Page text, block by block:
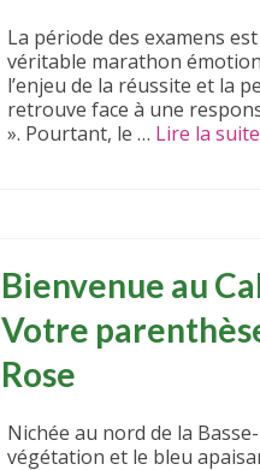
La période des examens
véritable marathon
l’enjeu de la réussite et la
retrouve face à une
». Pourtant, le … Lire la suite­­
Bienvenue au
Votre
Rose
Nichée au nord de la
végétation et le bleu